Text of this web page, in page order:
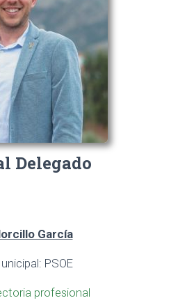
Delegado
García
PSOE
profesional